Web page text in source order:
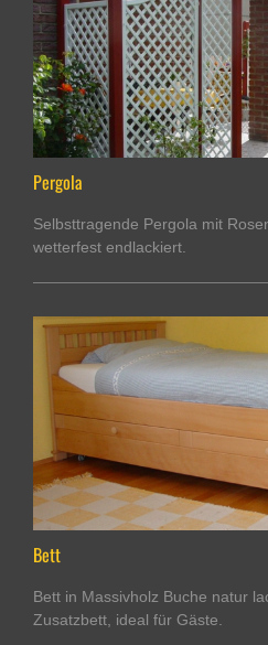
Pergola
Selbsttragende Pergola mit
wetterfest endlackiert.
Bett
Bett in Massivholz Buche natur
Zusatzbett, ideal für Gäste.